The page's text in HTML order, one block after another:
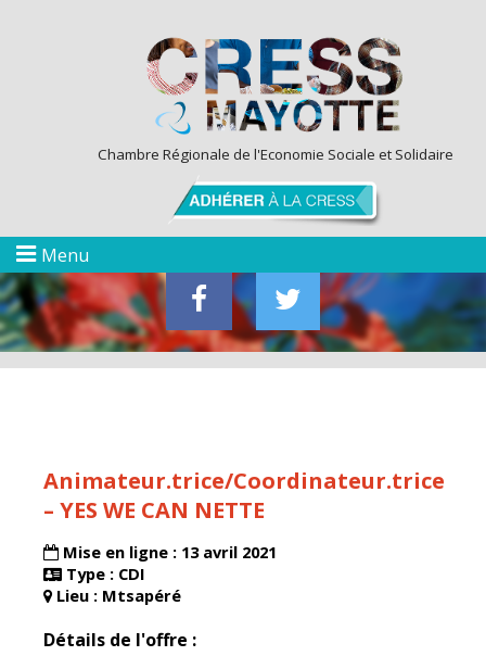
Chambre Régionale de l'Economie Sociale et Solidaire
Menu
Animateur.trice/Coordinateur.trice
– YES WE CAN NETTE
Mise en ligne : 13 avril 2021
Type : CDI
Lieu : Mtsapéré
Détails de l'offre :